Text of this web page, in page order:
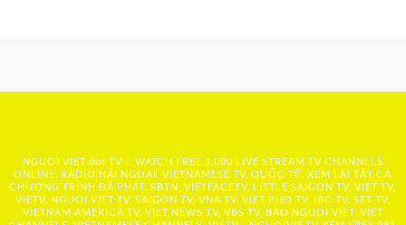
NGUOI VIET dot TV :: WATCH FREE 1,000 LIVE STREAM TV CHANNELS
ONLINE, RADIO HẢI NGOẠI, VIETNAMESE TV, QUỐC TẾ, XEM LẠI TẤT CẢ
CHƯƠNG TRÌNH ĐÃ PHÁT: SBTN, VIETFACETV, LITTLE SAIGON TV, VIET TV,
VIETV, NGUOI VIET TV, SAIGON TV, VNA TV, VIET PHO TV, IBC TV, SET TV,
VIETNAM AMERICA TV, VIET NEWS TV, VBS TV, BAO NGUOI VIET, VIET